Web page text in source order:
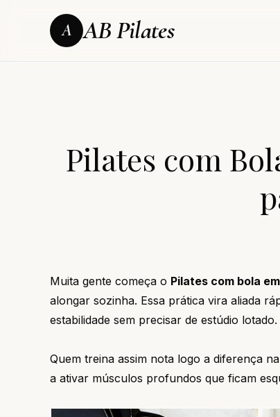
A AB Pilates
Pilates com
Muita gente começa o Pilates com bola
alongar sozinha. Essa prática vira aliada
estabilidade sem precisar de estúdio lotado.
Quem treina assim nota logo a diferença
a ativar músculos profundos que ficam